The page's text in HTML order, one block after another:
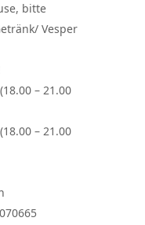
bitte
Vesper
– 21.00
– 21.00